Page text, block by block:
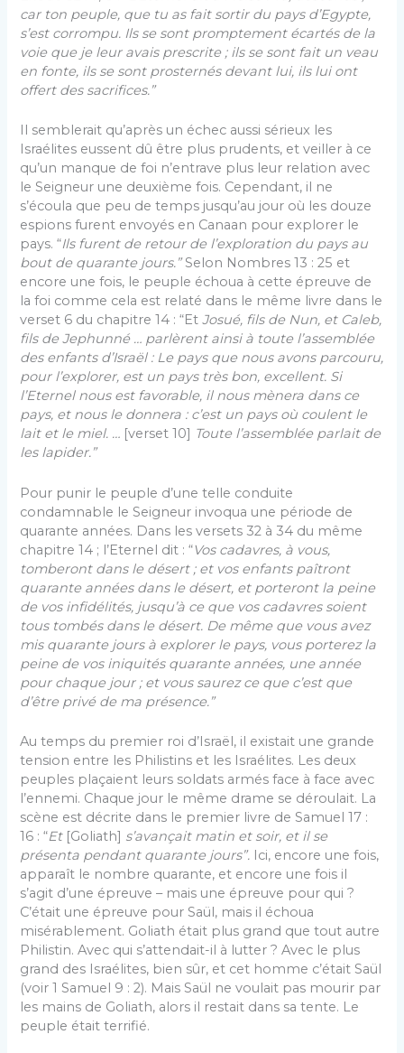
car ton peuple, que tu as fait sortir du pays d’Egypte,
s’est corrompu. Ils se sont promptement écartés de la
voie que je leur avais prescrite ; ils se sont fait un veau
en fonte, ils se sont prosternés devant lui, ils lui ont
offert des sacrifices.”
Il semblerait qu’après un échec aussi sérieux les
Israélites eussent dû être plus prudents, et veiller à ce
qu’un manque de foi n’entrave plus leur relation avec
le Seigneur une deuxième fois. Cependant, il ne
s’écoula que peu de temps jusqu’au jour où les douze
espions furent envoyés en Canaan pour explorer le
pays. “Ils furent de retour de l’exploration du pays au
bout de quarante jours.”Selon Nombres 13 : 25 et
encore une fois, le peuple échoua à cette épreuve de
la foi comme cela est relaté dans le même livre dans le
verset 6 du chapitre 14 : “EtJosué, fils de Nun, et Caleb,
fils deJephunné… parlèrent ainsi à toute l’assemblée
des enfants d’Israël : Le pays que nous avons parcouru,
pour l’explorer, est un pays très bon, excellent. Si
l’Eternel nous est favorable, il nous mènera dans ce
pays, et nous le donnera : c’est un pays où coulent le
lait et le miel. … [verset 10] Toute l’assemblée parlait de
les lapider.”
Pour punir le peuple d’une telle conduite
condamnable le Seigneur invoqua une période de
quarante années. Dans les versets 32 à 34 du même
chapitre 14 ; l’Eternel dit : “Vos cadavres, à vous,
tomberont dans le désert ; et vos enfants paîtront
quarante années dans le désert, et porteront la peine
de vos infidélités, jusqu’à ce que vos cadavres soient
tous tombés dans le désert. De même que vous avez
mis quarante jours à explorer le pays, vous porterez la
peine de vos iniquités quarante années, une année
pour chaque jour ; et vous saurez ce que c’est que
d’être privé de ma présence.”
Au temps du premier roi d’Israël, il existait une grande
tension entre les Philistins et les Israélites. Les deux
peuples plaçaient leurs soldats armés face à face avec
l’ennemi. Chaque jour le même drame se déroulait. La
scène est décrite dans le premier livre de Samuel 17 :
16 : “Et [Goliath] s’avançait matin et soir, et il se
présenta pendant quarante jours”. Ici, encore une fois,
apparaît le nombre quarante, et encore une fois il
s’agit d’une épreuve – mais une épreuve pour qui ?
C’était une épreuve pour Saül, mais il échoua
misérablement. Goliath était plus grand que tout autre
Philistin. Avec qui s’attendait-il à lutter ? Avec le plus
grand des Israélites, bien sûr, et cet homme c’était Saül
(voir 1 Samuel 9 : 2). Mais Saül ne voulait pas mourir par
les mains de Goliath, alors il restait dans sa tente. Le
peuple était terrifié.